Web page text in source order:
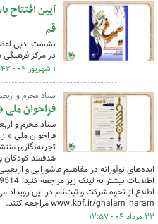
آیین افتتاح
قم
در مرکز فرهنگی هنری شماره ۹
۱ شهریور ۰۴ - ۰۸:۴۲
ستاد محرم و
فراخوان ملی
ستاد محرم و
فراخوان ملی
تجربه‌نگاری
هدفمند کودکان
ایده‌های نوآورانه در مفاهیم عاشورایی و
اطلاع از نحوه شرکت و ثبت‌نام در این رویداد
www.kpf.ir/ghalam_haram مراجعه کنند.
۲۲ مرداد ۰۴ - ۱۲:۵۷